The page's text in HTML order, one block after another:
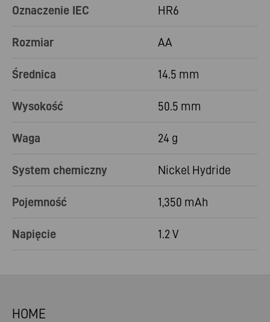
Oznaczenie IEC HR6
Rozmiar AA
Średnica 14.5 mm
Wysokość 50.5 mm
Waga 24 g
System chemiczny Nickel Hydride
Pojemność 1,350 mAh
Napięcie 1.2 V
HOME